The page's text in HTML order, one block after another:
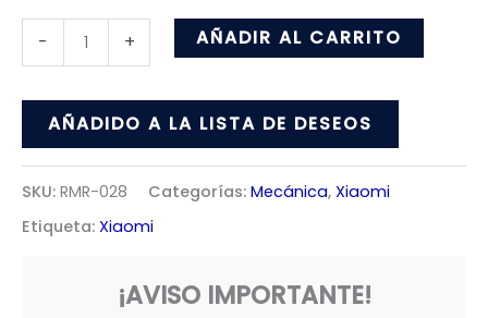
-
Embellecedor
Plataforma
Blanco
+ AÑADIR AL CARRITO
AÑADIDO A LA LISTA DE DESEOS
SKU: RMR-028 Categorías: Mecánica, Xiaomi
Etiqueta: Xiaomi
¡AVISO IMPORTANTE!